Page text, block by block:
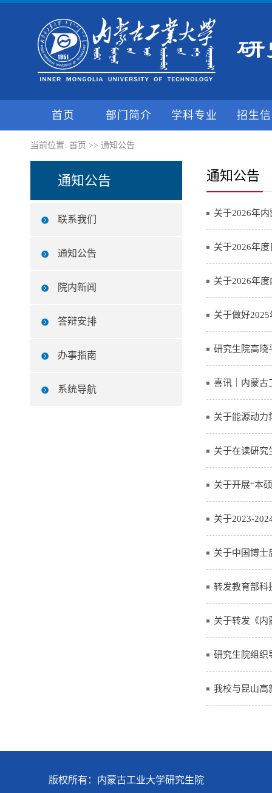
首页 部门简介 学科专业 招生
当前位置: 首页 >> 通知公告
通知公告
联系我们
通知公告
院内新闻
答辩安排
办事指南
系统导航
通知公告
关于2026年
关于2026年
关于2026年
关于做好
研究生院高晓
喜讯｜内蒙古
关于能源动力
关于在读研究
关于开展“本
关于2023-
关于中国博士
转发教育部科
关于转发《内
研究生院组织
我校与昆山高
版权所有：内蒙古工业大学研究生院